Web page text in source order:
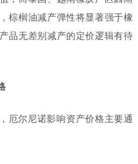
棕榈油减产弹性将显著强于橡
品无差别减产的定价逻辑有待
厄尔尼诺影响资产价格主要通